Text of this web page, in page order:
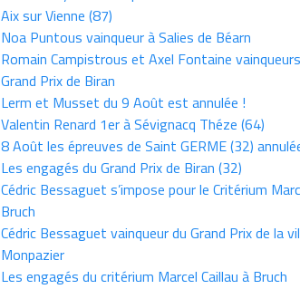
Aix sur Vienne (87)
Noa Puntous vainqueur à Salies de Béarn
Romain Campistrous et Axel Fontaine
Grand Prix de Biran
Lerm et Musset du 9 Août est annulée !
Valentin Renard 1er à Sévignacq Théze (64)
8 Août les épreuves de Saint GERME (32)
Les engagés du Grand Prix de Biran (32)
Cédric Bessaguet s’impose pour le Critérium
Bruch
Cédric Bessaguet vainqueur du Grand Prix de la
Monpazier
Les engagés du critérium Marcel Caillau à Bruch